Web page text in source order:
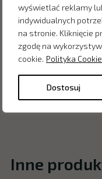
wyświetlać reklamy
indywidualnych
na stronie. Kliknięcie
zgodę na
cookie. Polityka
Dostosuj
Inne